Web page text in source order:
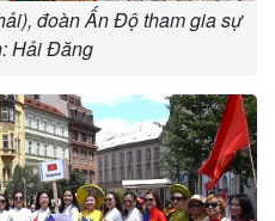
đoàn Ấn Độ tham gia sự
Hải Đăng